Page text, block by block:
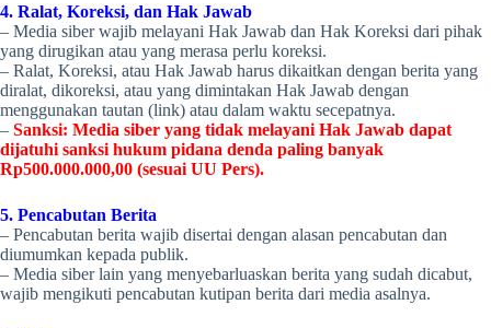
4. Ralat, Koreksi, dan Hak Jawab
– Media siber wajib melayani Hak Jawab dan Hak Koreksi dari pihak
yang dirugikan atau yang merasa perlu koreksi.
– Ralat, Koreksi, atau Hak Jawab harus dikaitkan dengan berita yang
diralat, dikoreksi, atau yang dimintakan Hak Jawab dengan
menggunakan tautan (link) atau dalam waktu secepatnya.
– Sanksi: Media siber yang tidak melayani Hak Jawab dapat
dijatuhi sanksi hukum pidana denda paling banyak
Rp500.000.000,00 (sesuai UU Pers).
5. Pencabutan Berita
– Pencabutan berita wajib disertai dengan alasan pencabutan dan
diumumkan kepada publik.
– Media siber lain yang menyebarluaskan berita yang sudah dicabut,
wajib mengikuti pencabutan kutipan berita dari media asalnya.